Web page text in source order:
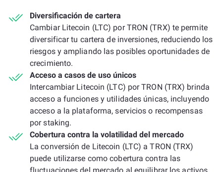
Diversificación de cartera
Cambiar Litecoin (LTC) por TRON (TRX) te permite
diversificar tu cartera de inversiones, reduciendo los
riesgos y ampliando las posibles oportunidades de
crecimiento.
Acceso a casos de uso únicos
Intercambiar Litecoin (LTC) por TRON (TRX) brinda
acceso a funciones y utilidades únicas, incluyendo
acceso a la plataforma, servicios o recompensas
por staking.
Cobertura contra la volatilidad del mercado
La conversión de Litecoin (LTC) a TRON (TRX)
puede utilizarse como cobertura contra las